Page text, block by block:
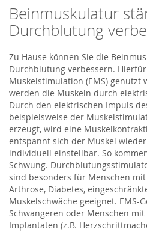
Beinmuskulatur
Durchblutung
Zu Hause können Sie die
Durchblutung verbessern.
Muskelstimulation (EMS) genutzt
werden die Muskeln durch
Durch den elektrischen Impuls
beispielsweise der
erzeugt, wird eine
entspannt sich der Muskel
individuell einstellbar. So
Schwung.
sind besonders für Menschen
Arthrose, Diabetes,
Muskelschwäche geeignet. EMS-
Schwangeren oder Menschen
Implantaten (z.B.